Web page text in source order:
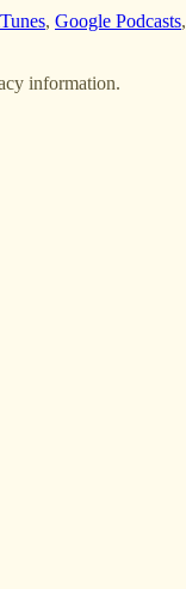
, Google Podcasts,
information.